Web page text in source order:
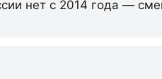
нет с 2014 года —